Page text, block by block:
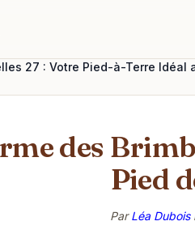
27 : Votre Pied-à-Terre Idéal
des
Pied
ParLéa Dubois